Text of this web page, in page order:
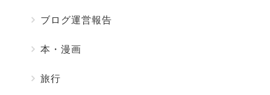
ブログ運営報告
本・漫画
旅行